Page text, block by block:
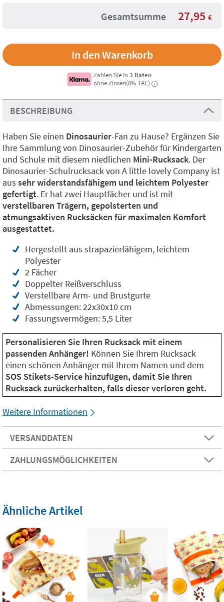
Gesamtsumme 27,95 €
Zahlen Sie in3 Raten
ohne Zinsen(0% TAE)
i
BESCHREIBUNG
Haben Sie einen Dinosaurier-Fan zu Hause? Ergänzen Sie
Ihre Sammlung von Dinosaurier-Zubehör für Kindergarten
und Schule mit diesem niedlichen Mini-Rucksack. Der
Dinosaurier-Schulrucksack von A little lovely Company ist
aus sehr widerstandsfähigem und leichtem Polyester
gefertigt. Er hat zwei Hauptfächer und ist mit
verstellbaren Trägern, gepolsterten und
atmungsaktiven Rucksäcken für maximalen Komfort
ausgestattet.
Hergestellt aus strapazierfähigem, leichtem
Polyester
2 Fächer
Doppelter Reißverschluss
Verstellbare Arm- und Brustgurte
Abmessungen: 22x30x10 cm
Fassungsvermögen: 5,5 Liter
Personalisieren Sie Ihren Rucksack mit einem
passenden Anhänger! Können Sie Ihrem Rucksack
einen schönen Anhänger mit Ihrem Namen und dem
SOS Stikets-Service hinzufügen, damit Sie Ihren
Rucksack zurückerhalten, falls dieser verloren geht.
Weitere Informationen
VERSANDDATEN
ZAHLUNGSMÖGLICHKEITEN
Ähnliche Artikel